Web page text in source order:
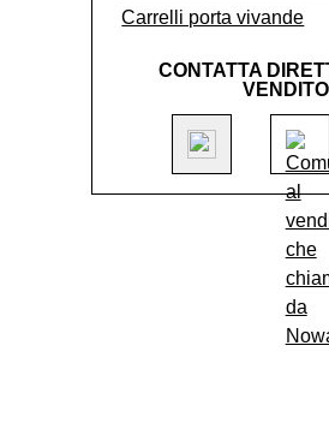
Carrelli porta vivande
CONTATTA